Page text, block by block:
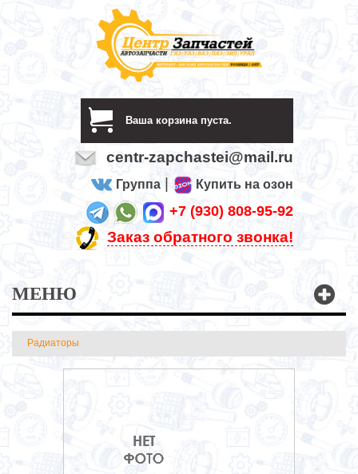
Ваша корзина пуста.
centr-zapchastei@mail.ru
Группа Купить на озон
+7 (930) 808-95-92
Заказ обратного звонка!
МЕНЮ
Радиаторы